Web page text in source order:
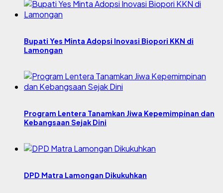
Bupati Yes Minta Adopsi Inovasi Biopori KKN di
Lamongan
Program Lentera Tanamkan Jiwa Kepemimpinan dan
Kebangsaan Sejak Dini
DPD Matra Lamongan Dikukuhkan